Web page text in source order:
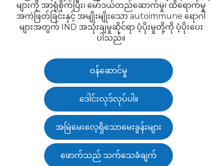
များကို အာရုံစိုက်ပြီး၊ မော်ဒယ်တည်ဆောက်မှု၊ ထိရောက်မှု
အကဲဖြတ်ခြင်းနှင့် အမျိုးမျိုးသော autoimmune ရောဂါ
များအတွက် IND အသုံးချမှုဆိုင်ရာ ပံ့ပိုးမှုတို့ကို ပံ့ပိုးပေး
ပါသည်။
ဝန်ဆောင်မှု
ဒေါင်းလုဒ်လုပ်ပါ။
အမြဲမေးလေ့ရှိသောမေးခွန်းများ
ဖောက်သည် သက်သေခံချက်